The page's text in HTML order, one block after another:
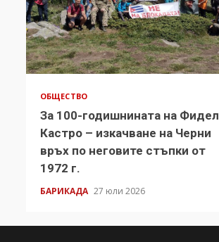
ОБЩЕСТВО
За 100-годишнината на Фидел
Кастро – изкачване на Черни
връх по неговите стъпки от
1972 г.
БАРИКАДА 27 юли 2026